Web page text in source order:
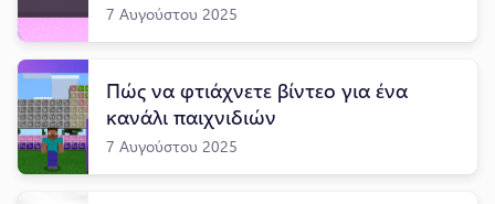
7 Αυγούστου 2025
Πώς να φτιάχνετε βίντεο για ένα
κανάλι παιχνιδιών
7 Αυγούστου 2025